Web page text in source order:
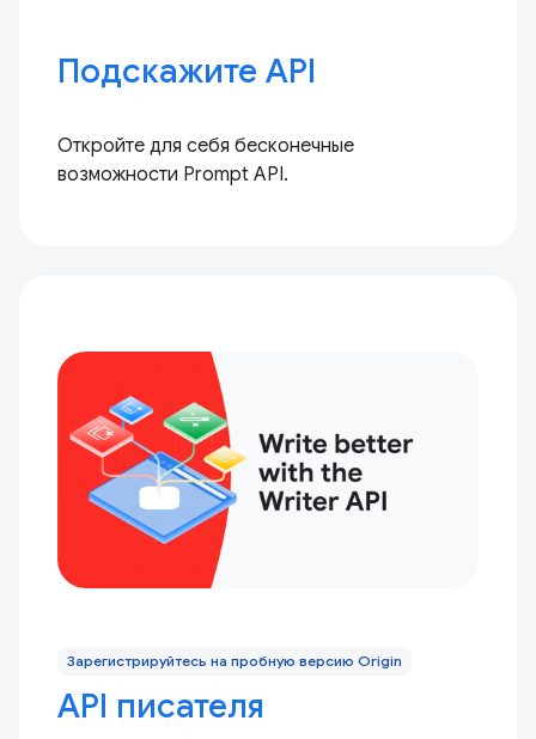
Подскажите API
Откройте для себя бесконечные
возможности Prompt API.
Зарегистрируйтесь на пробную версию Origin
API писателя